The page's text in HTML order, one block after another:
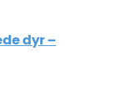
dyr –